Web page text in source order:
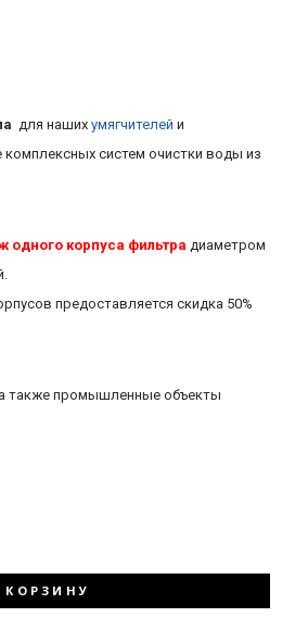
для нашихумягчителей и
комплексных систем очистки воды из
одного корпуса фильтра диаметром
предоставляется скидка 50%
также промышленные объекты
КОРЗИНУ